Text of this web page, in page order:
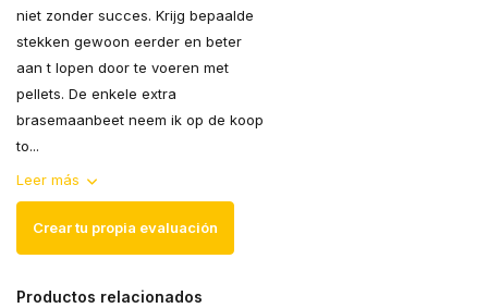
niet zonder succes. Krijg bepaalde
stekken gewoon eerder en beter
aan t lopen door te voeren met
pellets. De enkele extra
brasemaanbeet neem ik op de koop
to...
Leer más
Crear tu propia evaluación
Productos relacionados